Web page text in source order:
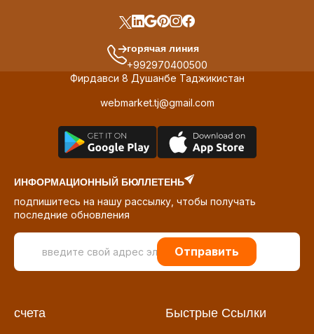
горячая линия
+992970400500
Фирдавси 8 Душанбе Таджикистан
webmarket.tj@gmail.com
ИНФОРМАЦИОННЫЙ БЮЛЛЕТЕНЬ
подпишитесь на нашу рассылку, чтобы получать
последние обновления
Отправить
счета Быстрые Ссылки